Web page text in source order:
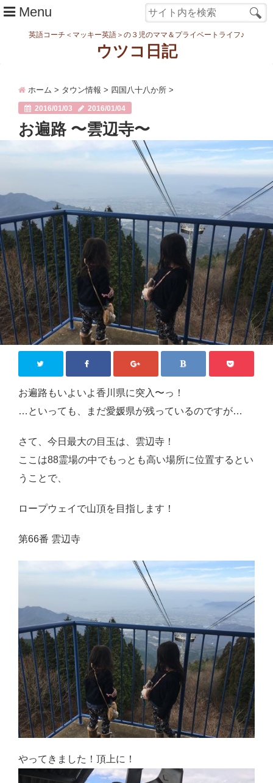
Menu
まなむすめ
スタディ
転勤・引越
妊娠・出産
ジモティー情報
沖縄
徳島
香川
東京
国内旅行
四国八十八か所めぐり
海外旅行
おうち居酒屋
コスメ・スキンケア
ベビー・キッズ
英語教えます♪
Close
英語コーチ＜マッキー英語＞の３児のママ＆プライベートライフ♪
ウツコ日記
ホーム > タウン情報 > 四国八十八か所 >
2016/01/03 2016/01/04
お遍路 〜雲辺寺〜
お遍路もいよいよ香川県に突入〜っ！
…といっても、まだ愛媛県が残っているのですが…
さて、今日最大の目玉は、雲辺寺！
ここは88霊場の中でもっとも高い場所に位置するとい
うことで、
ロープウェイで山頂を目指します！
第66番 雲辺寺
やってきました！頂上に！